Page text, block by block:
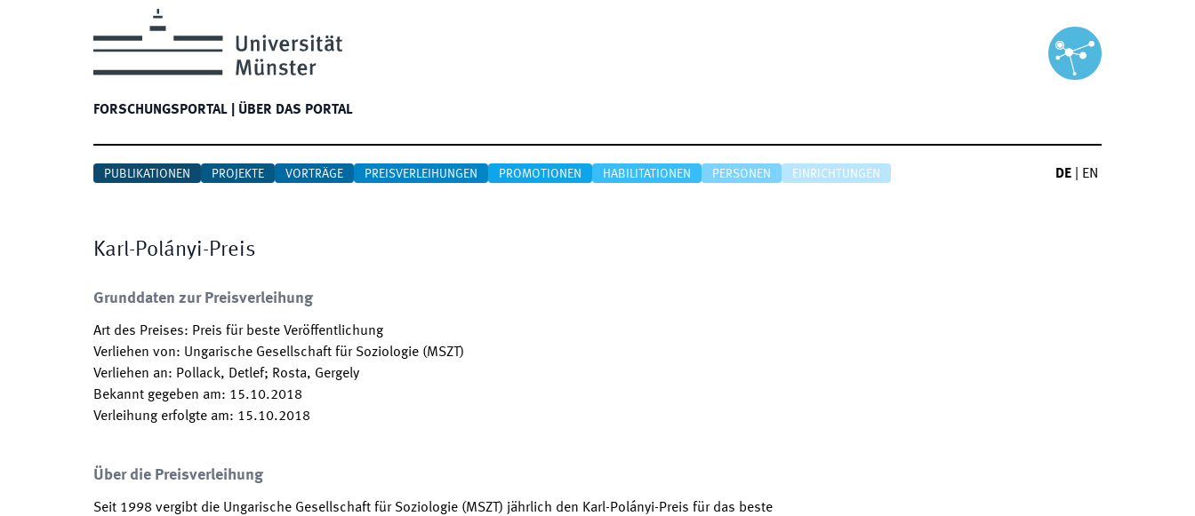
FORSCHUNGSPORTAL ÜBER DAS PORTAL
PUBLIKATIONEN PROJEKTE VORTRÄGE PREISVERLEIHUNGEN PROMOTIONEN HABILITATIONEN PERSONEN EINRICHTUNGEN DE EN
Karl-Polányi-Preis
Grunddaten zur Preisverleihung
Art des Preises: Preis für beste Veröffentlichung
Verliehen von: Ungarische Gesellschaft für Soziologie (MSZT)
Verliehen an: Pollack, Detlef; Rosta, Gergely
Bekannt gegeben am: 15.10.2018
Verleihung erfolgte am: 15.10.2018
Über die Preisverleihung
Seit 1998 vergibt die Ungarische Gesellschaft für Soziologie (MSZT) jährlich den Karl-Polányi-Preis für das beste